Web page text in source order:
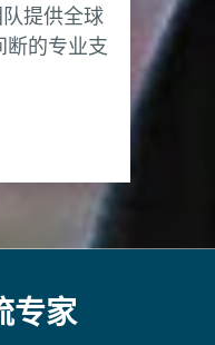
提供全球
断的专业支
专家